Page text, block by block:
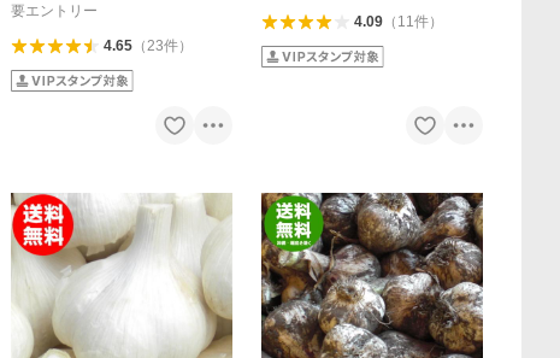
要エントリー
4.65（23件）
4.09（ 11件）